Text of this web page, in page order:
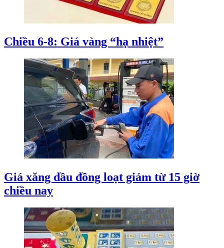
Chiều 6-8: Giá vàng “hạ nhiệt”
Giá xăng dầu đồng loạt giảm từ 15 giờ
chiều nay